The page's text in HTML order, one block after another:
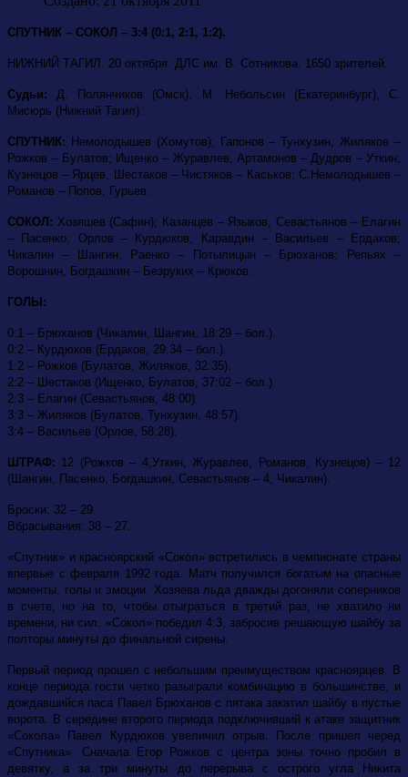
СПУТНИК – СОКОЛ – 3:4 (0:1, 2:1, 1:2).
НИЖНИЙ ТАГИЛ. 20 октября. ДЛС им. В. Сотникова. 1650 зрителей.
Судьи: Д. Полянчиков (Омск), М. Небольсин (Екатеринбург), С.
Мисюрь (Нижний Тагил).
СПУТНИК: Немолодышев (Хомутов); Гапонов – Тунхузин, Жиляков –
Рожков – Булатов; Ищенко – Журавлев, Артамонов – Дудров – Уткин;
Кузнецов – Ярцев, Шестаков – Чистяков – Каськов; С.Немолодышев –
Романов – Попов, Гурьев.
СОКОЛ: Хозяшев (Сафин); Казанцев – Языков, Севастьянов – Елагин
– Пасенко; Орлов – Курдюков, Каравдин – Васильев – Ердаков;
Чикалин – Шангин, Раенко – Потылицын – Брюханов; Репьях –
Ворошнин, Богдашкин – Безруких – Крюков.
ГОЛЫ:
0:1 – Брюханов (Чикалин, Шангин, 18:29 – бол.).
0:2 – Курдюков (Ердаков, 29:34 – бол.).
1:2 – Рожков (Булатов, Жиляков, 32:35).
2:2 – Шестаков (Ищенко, Булатов, 37:02 – бол.).
2:3 – Елагин (Севастьянов, 48:00).
3:3 – Жиляков (Булатов, Тунхузин, 48:57).
3:4 – Васильев (Орлов, 58:28).
ШТРАФ: 12 (Рожков – 4,Уткин, Журавлев, Романов, Кузнецов) – 12
(Шангин, Пасенко, Богдашкин, Севастьянов – 4, Чикалин).
Броски: 32 – 29.
Вбрасывания: 38 – 27.
«Спутник» и красноярский «Сокол» встретились в чемпионате страны
впервые с февраля 1992 года. Матч получился богатым на опасные
моменты, голы и эмоции. Хозяева льда дважды догоняли соперников
в счете, но на то, чтобы отыграться в третий раз, не хватило ни
времени, ни сил. «Сокол» победил 4:3, забросив решающую шайбу за
полторы минуты до финальной сирены.
Первый период прошел с небольшим преимуществом красноярцев. В
конце периода гости четко разыграли комбинацию в большинстве, и
дождавшийся паса Павел Брюханов с пятака закатил шайбу в пустые
ворота. В середине второго периода подключивший к атаке защитник
«Сокола» Павел Курдюков увеличил отрыв. После пришел черед
«Спутника». Сначала Егор Рожков с центра зоны точно пробил в
девятку, а за три минуты до перерыва с острого угла Никита